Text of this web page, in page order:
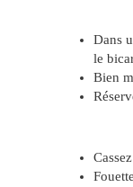
Dans
le
Bien